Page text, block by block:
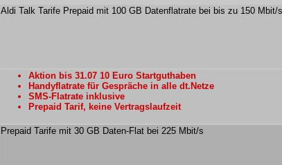
Aldi Talk Tarife Prepaid mit 100 GB Datenflatrate bei bis zu 150 Mbit/s
Aktion bis 31.07 10 Euro Startguthaben
Handyflatrate für Gespräche in alle dt.Netze
SMS-Flatrate inklusive
Prepaid Tarif, keine Vertragslaufzeit
Prepaid Tarife mit 30 GB Daten-Flat bei 225 Mbit/s